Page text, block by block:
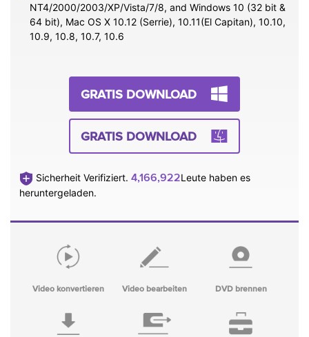
NT4/2000/2003/XP/Vista/7/8, and Windows 10 (32 bit &
64 bit), Mac OS X 10.12 (Serrie), 10.11(El Capitan), 10.10,
10.9, 10.8, 10.7, 10.6
GRATIS DOWNLOAD
GRATIS DOWNLOAD
Sicherheit Verifiziert. 4,166,923Leute haben es
heruntergeladen.
Video konvertieren Video bearbeiten DVD brennen